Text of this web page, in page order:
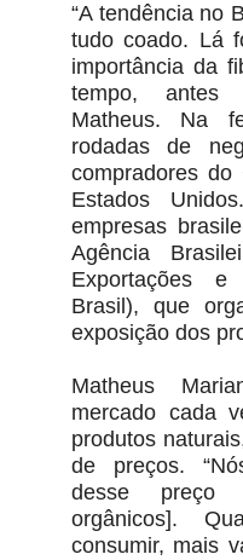
“A tendência no
tudo coado. Lá
importância da
tempo, antes
Matheus. Na
rodadas de
compradores
Estados
empresas
Agência
Exportações e
Brasil), que
exposição dos
Matheus
mercado cada
produtos
de preços.
desse preço
orgânicos].
consumir, mais